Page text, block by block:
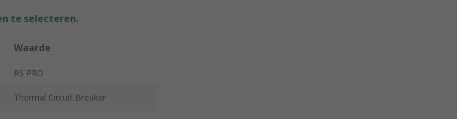
te selecteren.
Waarde
RS PRO
Thermal Circuit Breaker